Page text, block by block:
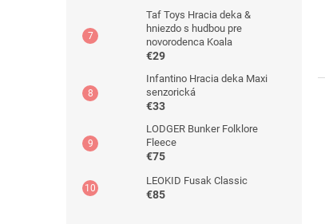
Taf Toys Hracia deka &
hniezdo s hudbou pre
novorodenca Koala
€29
Infantino Hracia deka Maxi
senzorická
€33
LODGER Bunker Folklore
Fleece
€75
LEOKID Fusak Classic
€85